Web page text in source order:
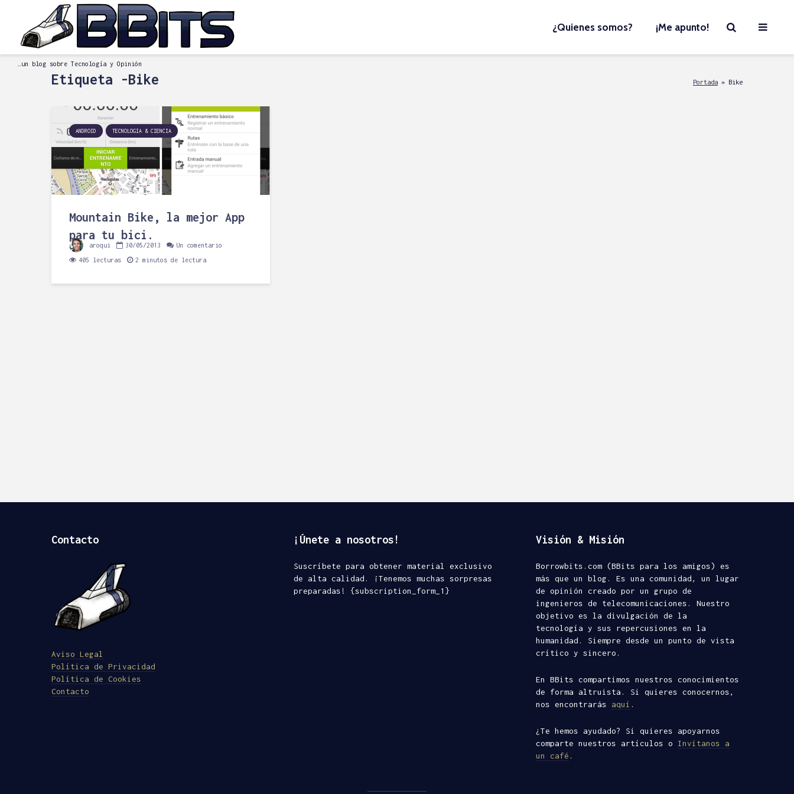
…un blog sobre Tecnología y Opinión
¿Quienes somos? ¡Me apunto!
Etiqueta -Bike Portada » Bike
ANDROID TECNOLOGIA & CIENCIA
Mountain Bike, la mejor App
para tu bici.
aroqui 30/05/2013 Un comentario
405 lecturas 2 minutos de lectura
Contacto
Aviso Legal
Política de Privacidad
Política de Cookies
Contacto
¡Únete a nosotros!
Suscríbete para obtener material exclusivo
de alta calidad. ¡Tenemos muchas sorpresas
preparadas! {subscription_form_1}
Visión & Misión
Borrowbits.com (BBits para los amigos) es
más que un blog. Es una comunidad, un lugar
de opinión creado por un grupo de
ingenieros de telecomunicaciones. Nuestro
objetivo es la divulgación de la
tecnología y sus repercusiones en la
humanidad. Siempre desde un punto de vista
crítico y sincero.
En BBits compartimos nuestros conocimientos
de forma altruista. Si quieres conocernos,
nos encontrarás aquí .
¿Te hemos ayudado? Si quieres apoyarnos
comparte nuestros artículos o Invítanos a
un café .